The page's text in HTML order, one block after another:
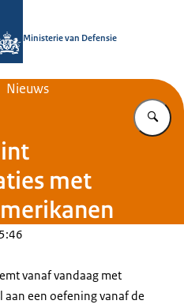
Ministerie van Defensie
Nieuws
met
vanaf vandaag met
aan een oefening vanaf de